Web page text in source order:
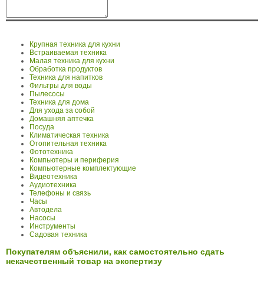
Крупная техника для кухни
Встраиваемая техника
Малая техника для кухни
Обработка продуктов
Техника для напитков
Фильтры для воды
Пылесосы
Техника для дома
Для ухода за собой
Домашняя аптечка
Посуда
Климатическая техника
Отопительная техника
Фототехника
Компьютеры и периферия
Компьютерные комплектующие
Видеотехника
Аудиотехника
Телефоны и связь
Часы
Автодела
Насосы
Инструменты
Садовая техника
Покупателям объяснили, как самостоятельно сдать
некачественный товар на экспертизу